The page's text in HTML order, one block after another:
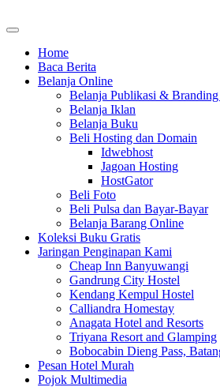
Home
Baca Berita
Belanja Online
Belanja Publikasi &
Belanja Iklan
Belanja Buku
Beli Hosting dan Domain
Idwebhost
Jagoan Hosting
HostGator
Beli Foto
Beli Pulsa dan Bayar-Bayar
Belanja Barang Online
Koleksi Buku Gratis
Jaringan Penginapan Kami
Cheap Inn Banyuwangi
Gandrung City Hostel
Kendang Kempul Hostel
Calliandra Homestay
Anagata Hotel and Resorts
Triyana Resort and Glamping
Bobocabin Dieng Pass,
Pesan Hotel Murah
Pojok Multimedia